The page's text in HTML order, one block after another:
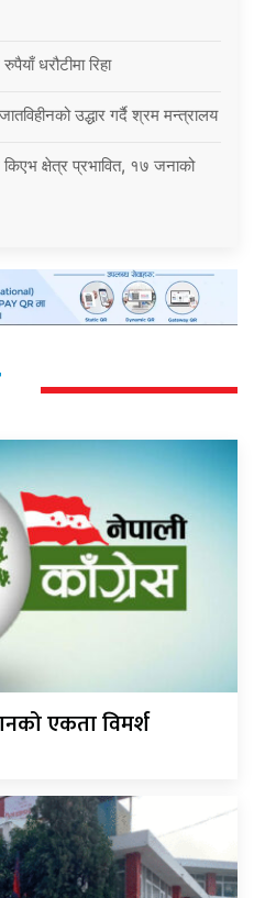
धरौटीमा रिहा
उद्धार गर्दै श्रम मन्त्रालय
क्षेत्र प्रभावित, १७ जनाको
एकता विमर्श